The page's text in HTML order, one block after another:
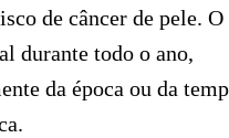
de câncer de pele. O
durante todo o ano,
da época ou da